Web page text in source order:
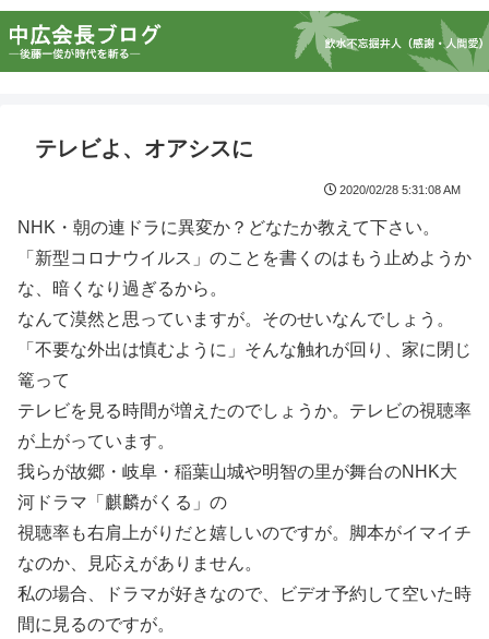
テレビよ、オアシスに
2020/02/28 5:31:08 AM
NHK・朝の連ドラに異変か？どなたか教えて下さい。
「新型コロナウイルス」のことを書くのはもう止めようか
な、暗くなり過ぎるから。
なんて漠然と思っていますが。そのせいなんでしょう。
「不要な外出は慎むように」そんな触れが回り、家に閉じ
篭って
テレビを見る時間が増えたのでしょうか。テレビの視聴率
が上がっています。
我らが故郷・岐阜・稲葉山城や明智の里が舞台のNHK大
河ドラマ「麒麟がくる」の
視聴率も右肩上がりだと嬉しいのですが。脚本がイマイチ
なのか、見応えがありません。
私の場合、ドラマが好きなので、ビデオ予約して空いた時
間に見るのですが。